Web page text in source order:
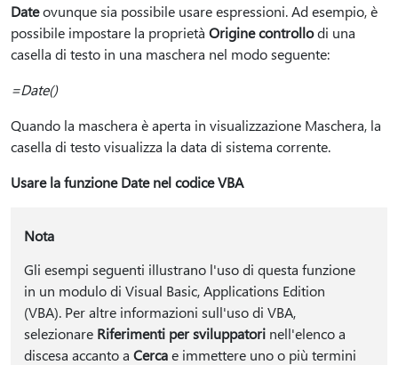
Dateovunque sia possibile usare espressioni. Ad esempio, è
possibile impostare la proprietà Origine controllodi una
casella di testo in una maschera nel modo seguente:
=Date()
Quando la maschera è aperta in visualizzazione Maschera, la
casella di testo visualizza la data di sistema corrente.
Usare la funzione Date nel codice VBA
Nota
Gli esempi seguenti illustrano l'uso di questa funzione
in un modulo di Visual Basic, Applications Edition
(VBA). Per altre informazioni sull'uso di VBA,
selezionare Riferimenti per sviluppatorinell'elenco a
discesa accanto a Cercae immettere uno o più termini